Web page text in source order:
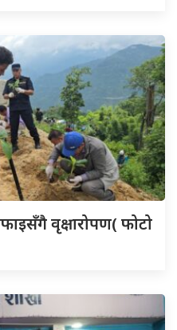
वृक्षारोपण( फोटो